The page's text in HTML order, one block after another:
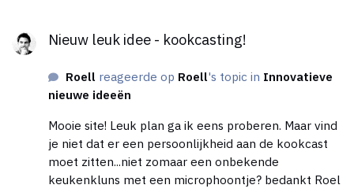
Nieuw leuk idee - kookcasting!
Roell reageerde op Roell's topic in Innovatieve
nieuwe ideeën
Mooie site! Leuk plan ga ik eens proberen. Maar vind
je niet dat er een persoonlijkheid aan de kookcast
moet zitten...niet zomaar een onbekende
keukenkluns met een microphoontje? bedankt Roel